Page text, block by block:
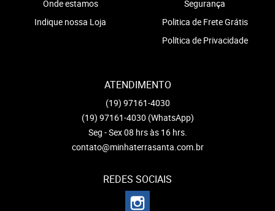
Onde estamos
Indique nossa Loja
Segurança
Politica de Frete Grátis
Política de Privacidade
ATENDIMENTO
(19) 97161-4030
(19) 97161-4030 (WhatsApp)
Seg - Sex 08 hrs às 16 hrs.
contato@minhaterrasanta.com.br
REDES SOCIAIS